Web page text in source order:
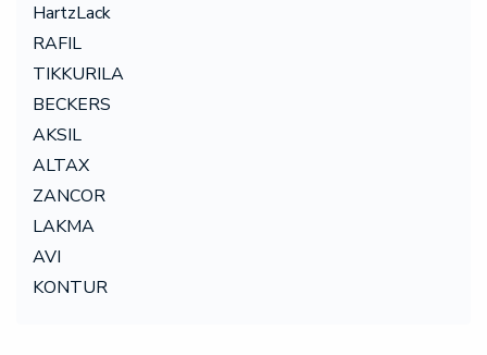
HartzLack
RAFIL
TIKKURILA
BECKERS
AKSIL
ALTAX
ZANCOR
LAKMA
AVI
KONTUR